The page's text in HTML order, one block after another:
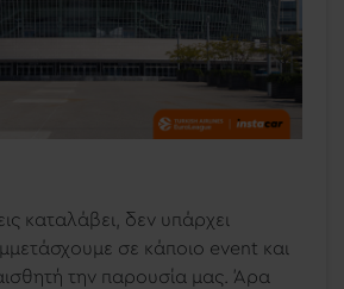
καταλάβει, δεν υπάρχει
σε κάποιο event και
την παρουσία μας. Άρα